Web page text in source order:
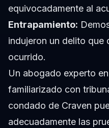
equivocadamente al
Entrapamiento:
indujeron un delito que
ocurrido.
Un abogado experto
familiarizado con
condado de Craven
adecuadamente las